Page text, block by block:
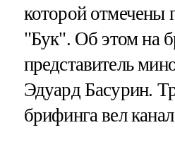
которой отмечены
"Бук". Об этом на
представитель
Эдуард Басурин.
брифинга вел